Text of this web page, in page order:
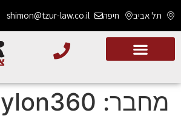
תל אביב חיפה shimon@tzur-law.co.il
מחבר: